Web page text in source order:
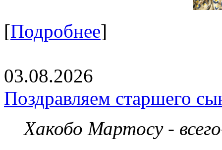
[Подробнее]
03.08.2026
Поздравляем старшего
Хакобо Мартосу -